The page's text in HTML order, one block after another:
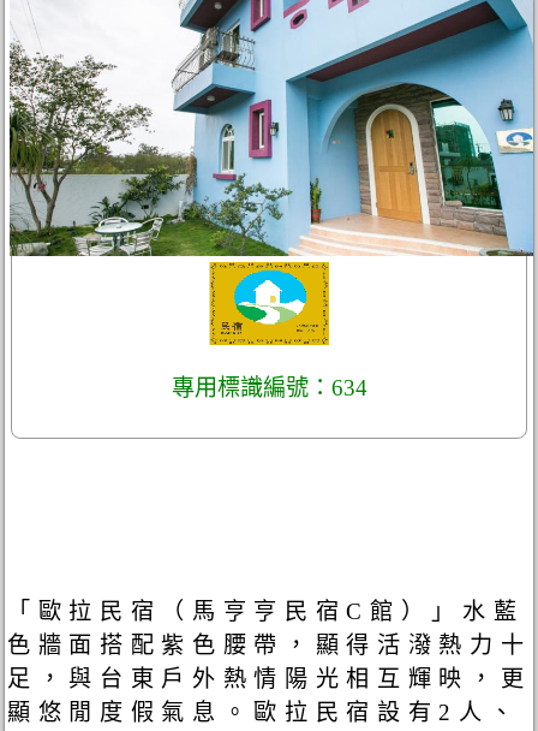
專用標識編號：634
「歐拉民宿（馬亨亨民宿C館）」水藍
色牆面搭配紫色腰帶，顯得活潑熱力十
足，與台東戶外熱情陽光相互輝映，更
顯悠閒度假氣息。歐拉民宿設有2人、